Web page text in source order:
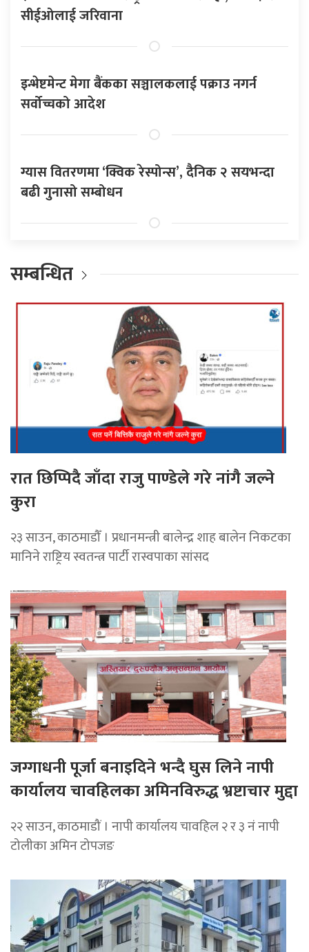
सीईओलाई जरिवाना
इन्भेष्टमेन्ट मेगा बैंकका सञ्चालकलाई पक्राउ नगर्न
सर्वोच्चको आदेश
ग्यास वितरणमा ‘क्विक रेस्पोन्स’, दैनिक २ सयभन्दा
बढी गुनासो सम्बोधन
सम्बन्धित
रात छिप्पिदै जाँदा राजु पाण्डेले गरे नांगै जल्ने
कुरा
२३ साउन, काठमाडौँ । प्रधानमन्त्री बालेन्द्र शाह बालेन निकटका
मानिने राष्ट्रिय स्वतन्त्र पार्टी रास्वपाका सांसद
जग्गाधनी पूर्जा बनाइदिने भन्दै घुस लिने नापी
कार्यालय चावहिलका अमिनविरुद्ध भ्रष्टाचार मुद्दा
२२ साउन, काठमाडौं । नापी कार्यालय चावहिल २ र ३ नं नापी
टोलीका अमिन टोपजङ